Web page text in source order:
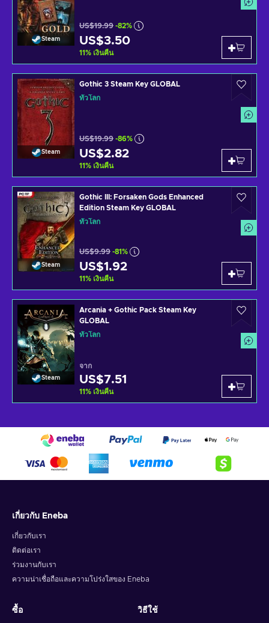
Steam
US$19.99 -82%
US$3.50
11% เงินคืน
Steam
Gothic 3 Steam Key GLOBAL
ทั่วโลก
US$19.99 -86%
US$2.82
11% เงินคืน
Steam
Gothic III: Forsaken Gods Enhanced
Edition Steam Key GLOBAL
ทั่วโลก
US$9.99 -81%
US$1.92
11% เงินคืน
Steam
Arcania + Gothic Pack Steam Key
GLOBAL
ทั่วโลก
จาก
US$7.51
11% เงินคืน
เกี่ยวกับ Eneba
เกี่ยวกับเรา
ติดต่อเรา
ร่วมงานกับเรา
ความน่าเชื่อถือและความโปร่งใสของ Eneba
ซื้อ วิธีใช้